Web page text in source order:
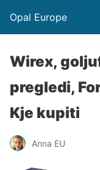
Opal Europe
Wirex,
pregledi,
Kje kupiti
Anna EU